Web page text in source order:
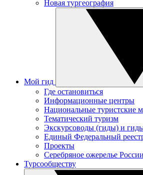
Новая тургеография
Мой гид
Где остановиться
Информационные центры
Национальные туристские
Тематический туризм
Экскурсоводы (гиды) и
Единый Федеральный
Проекты
Серебряное ожерелье России
Турсообществу